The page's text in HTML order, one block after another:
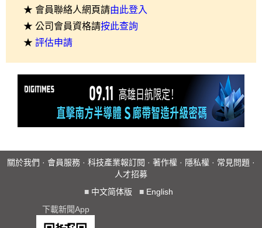
★ 會員聯絡人網頁請由此登入
★ 公司會員資格請按此查詢
★ 評估申請
關於我們 · 會員服務 · 科技產業報訂閱 · 著作權 · 隱私權 · 常見問題 ·
人才招募
■ 中文简体版 ■ English
下載新聞App